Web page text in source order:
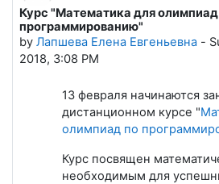
Курс "Математика для
программированию"
by Лапшева Елена Евгеньевна -
2018, 3:08 PM
Number of replies: 0
13 февраля начинаются
дистанционном курсе "
олимпиад по
Курс посвящен
необходимым для